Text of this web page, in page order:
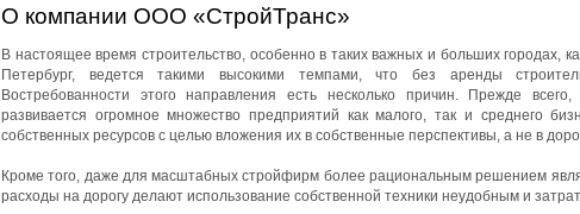
О компании ООО «СтройТранс»
В настоящее время строительство, особенно в таких важных и больших городах,
Петербург, ведется такими высокими темпами, что без аренды
Востребованности этого направления есть несколько причин. Прежде
развивается огромное множество предприятий как малого, так и среднего
собственных ресурсов с целью вложения их в собственные перспективы, а не в
Кроме того, даже для масштабных стройфирм более рациональным решением
расходы на дорогу делают использование собственной техники неудобным и